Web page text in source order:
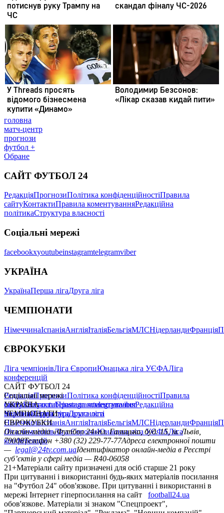
головна
матч-центр
прогнози
футбол +
Обране
САЙТ ФУТБОЛ 24
РедакціяПрогнозиПолітика конфіденційностіПравила
сайтуКонтактиПравила коментуванняРедакційна
політикаСтруктура власності
Соціальні мережі
facebookxyoutubeinstagramtelegramviber
УКРАЇНА
УкраїнаПерша лігаДруга ліга
ЧЕМПІОНАТИ
НімеччинаІспаніяАнгліяІталіяБельгіяМЛСНідерландиФранція
ЄВРОКУБКИ
Ліга чемпіонівЛіга ЄвропиЮнацька ліга УЄФАЛіга
конференцій
САЙТ ФУТБОЛ 24
РедакціяПрогнозиПолітика конфіденційностіПравила
сайтуКонтактиПравила коментуванняРедакційна
політикаСтруктура власності
Соціальні мережі
facebookxyoutubeinstagramtelegramviber
УКРАЇНА
УкраїнаПерша лігаДруга ліга
ЧЕМПІОНАТИ
НімеччинаІспаніяАнгліяІталіяБельгіяМЛСНідерландиФранція
ЄВРОКУБКИ
Ліга чемпіонівЛіга ЄвропиЮнацька ліга УЄФАЛіга
конференцій
Онлайн-медіа «Футбол 24»пл. Галицька, буд. 15, м. Львів,
79008Телефон +380 (32) 229-77-77Адреса електронної пошти
— legal@24tv.com.uaІдентифікатор онлайн-медіа в Реєстрі
суб’єктів у сфері медіа — R40-06058
21+Матеріали сайту призначені для осіб старше 21 року
При цитуванні і використанні будь-яких матеріалів посилання
на "Футбол 24" обов'язкове. При цитуванні і використанні в
мережі Інтернет гіперпосилання на сайт
football24.ua
обов'язкове. Матеріали зі знаком "Спецпроект",